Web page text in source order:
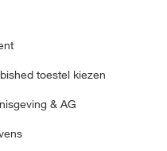
toestel kiezen
& AG